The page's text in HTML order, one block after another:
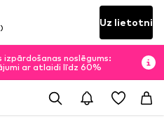
Uz lietotni
izpārdošanas noslēgums:
ar atlaidi līdz 60%